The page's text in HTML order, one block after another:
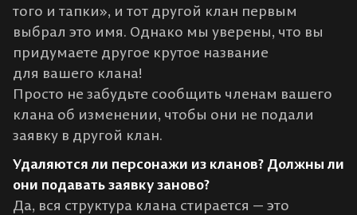
того и тапки», и тот другой клан первым
выбрал это имя. Однако мы уверены, что вы
придумаете другое крутое название
для вашего клана!
Просто не забудьте сообщить членам вашего
клана об изменении, чтобы они не подали
заявку в другой клан.
Удаляются ли персонажи из кланов? Должны ли
они подавать заявку заново?
Да, вся структура клана стирается — это